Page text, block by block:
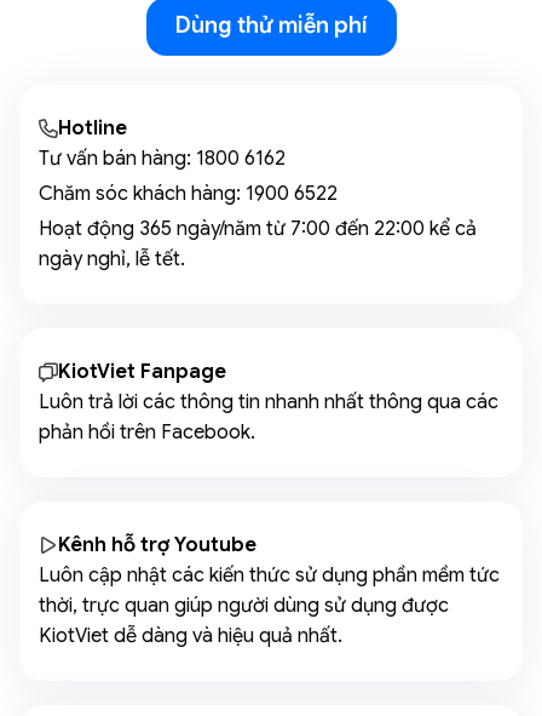
Dùng thử miễn phí
Hotline
Tư vấn bán hàng: 1800 6162
Chăm sóc khách hàng: 1900 6522
Hoạt động 365 ngày/năm từ 7:00 đến 22:00 kể cả
ngày nghỉ, lễ tết.
KiotViet Fanpage
Luôn trả lời các thông tin nhanh nhất thông qua các
phản hồi trên Facebook.
Kênh hỗ trợ Youtube
Luôn cập nhật các kiến thức sử dụng phần mềm tức
thời, trực quan giúp người dùng sử dụng được
KiotViet dễ dàng và hiệu quả nhất.